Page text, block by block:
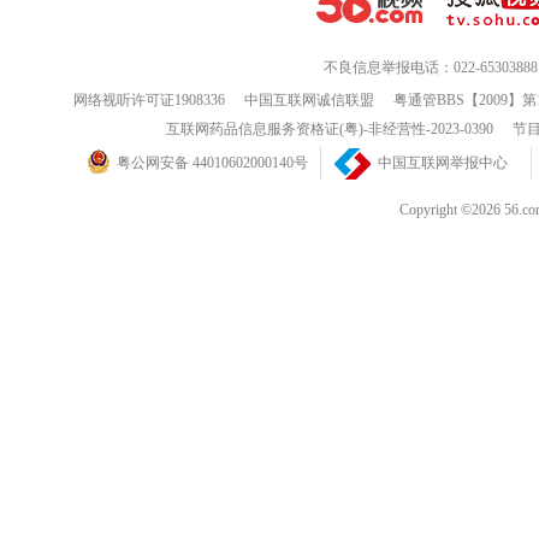
不良信息举报电话：022-65303888
网络视听许可证1908336
中国互联网诚信联盟
粤通管BBS【2009】
互联网药品信息服务资格证(粤)-非经营性-2023-0390
节
粤公网安备 44010602000140号
中国互联网举报中心
Copyright ©2026